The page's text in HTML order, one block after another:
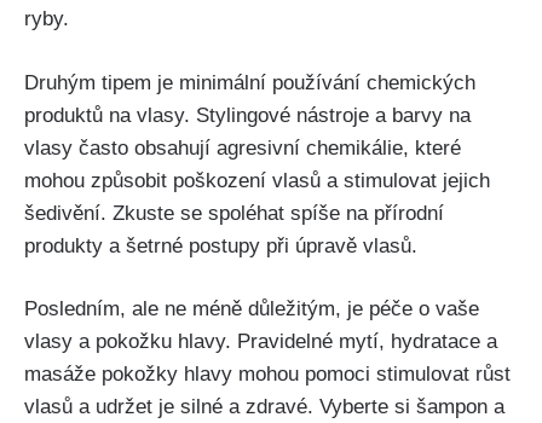
ryby.
Druhým tipem je minimální používání chemických
produktů na vlasy. ‍Stylingové nástroje a⁤ barvy na
vlasy ⁣často obsahují agresivní chemikálie, které
mohou způsobit poškození vlasů a stimulovat jejich
šedivění. Zkuste se spoléhat spíše na přírodní
produkty a ⁣šetrné postupy při úpravě vlasů.
Posledním, ‌ale ne méně důležitým,​ je péče o vaše
vlasy ⁢a pokožku hlavy. Pravidelné mytí, hydratace a
masáže pokožky hlavy mohou pomoci stimulovat růst
vlasů a ‌udržet je‌ silné a zdravé. Vyberte si šampon a